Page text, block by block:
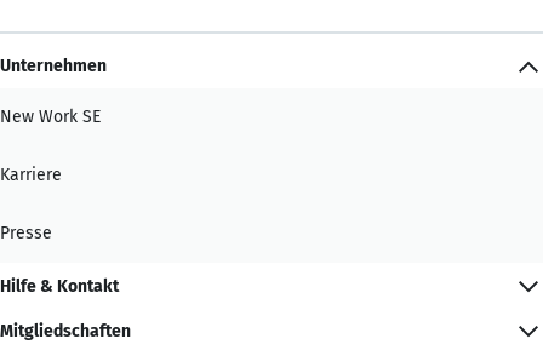
Unternehmen
New Work SE
Karriere
Presse
Hilfe & Kontakt
Mitgliedschaften